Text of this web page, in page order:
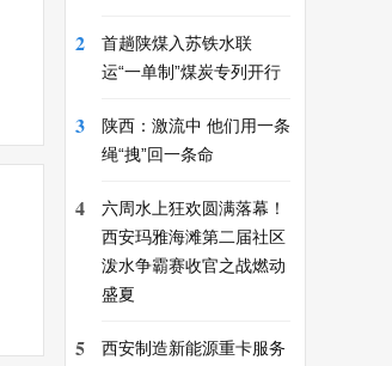
2
首趟陕煤入苏铁水联
运“一单制”煤炭专列开行
3
陕西：激流中 他们用一条
绳“拽”回一条命
4
六周水上狂欢圆满落幕！
西安玛雅海滩第二届社区
泼水争霸赛收官之战燃动
盛夏
5
西安制造新能源重卡服务